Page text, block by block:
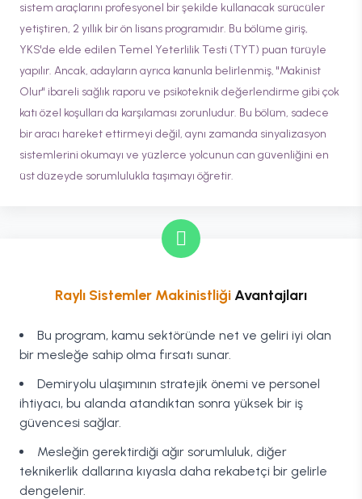
sistem araçlarını profesyonel bir şekilde kullanacak sürücüler
yetiştiren, 2 yıllık bir ön lisans programıdır. Bu bölüme giriş,
YKS'de elde edilen Temel Yeterlilik Testi (TYT) puan türüyle
yapılır. Ancak, adayların ayrıca kanunla belirlenmiş, "Makinist
Olur" ibareli sağlık raporu ve psikoteknik değerlendirme gibi çok
katı özel koşulları da karşılaması zorunludur. Bu bölüm, sadece
bir aracı hareket ettirmeyi değil, aynı zamanda sinyalizasyon
sistemlerini okumayı ve yüzlerce yolcunun can güvenliğini en
üst düzeyde sorumlulukla taşımayı öğretir.
Raylı Sistemler MakinistliğiAvantajları
Bu program, kamu sektöründe net ve geliri iyi olan
bir mesleğe sahip olma fırsatı sunar.
Demiryolu ulaşımının stratejik önemi ve personel
ihtiyacı, bu alanda atandıktan sonra yüksek bir iş
güvencesi sağlar.
Mesleğin gerektirdiği ağır sorumluluk, diğer
teknikerlik dallarına kıyasla daha rekabetçi bir gelirle
dengelenir.